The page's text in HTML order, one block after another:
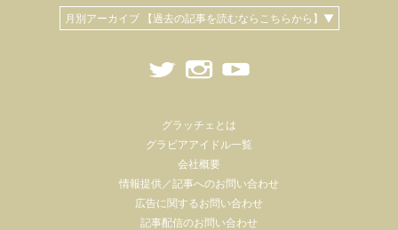
月別アーカイブ 【過去の記事を読むならこちらから】▼
グラッチェとは
グラビアアイドル一覧
会社概要
情報提供／記事へのお問い合わせ
広告に関するお問い合わせ
記事配信のお問い合わせ